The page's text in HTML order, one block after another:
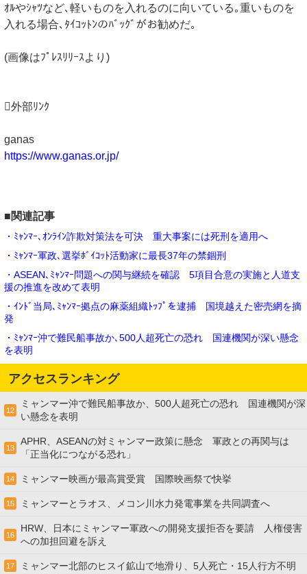
ｵﾙやｼｬﾂなど､軽いものを入れるのに向いている｡重いものを
入れる場合､ﾀｲｺｯﾄﾝのﾊﾞｯｸﾞがお勧めだ｡
(画像はﾌﾟﾚｽﾘﾘｰｽより)
外部ﾘﾝｸ
ganas
https://www.ganas.or.jp/
■関連記事
・ﾐｬﾝﾏｰ､ｵﾝﾗｲﾝ詐欺対策法を可決 重大事案には死刑を適用へ
・ﾐｬﾝﾏｰ軍政､選挙ﾎﾞｲｺｯﾄ活動家に最長37年の禁錮刑
・ASEAN､ﾐｬﾝﾏｰ問題への関与継続を確認 5項目合意の実施と人道支
援の推進を改めて表明
・ｲﾝﾄﾞ当局､ﾐｬﾝﾏｰ拠点の麻薬組織ﾄｯﾌﾟを逮捕 国境越えた密売網を摘
発
・ﾐｬﾝﾏｰ沖で難民船事故か､500人超死亡の恐れ 国連機関が深い懸念
を表明
アクセスランキング
12
ミャンマー沖で難民船事故か、500人超死亡の恐れ 国連機関が深
い懸念を表明
13
APHR、ASEANの対ミャンマー政策に懸念 軍政との再関与は
「正当化につながる恐れ」
14 ミャンマー映画が最高賞受賞 国際映画祭で快挙
15 ミャンマーとラオス、メコン川水力発電事業を共同調査へ
16
HRW、日本にミャンマー軍政への開発支援拒否を要請 人権侵害
への加担回避を訴え
17 ミャンマー北部のヒスイ鉱山で地滑り、5人死亡・15人行方不明